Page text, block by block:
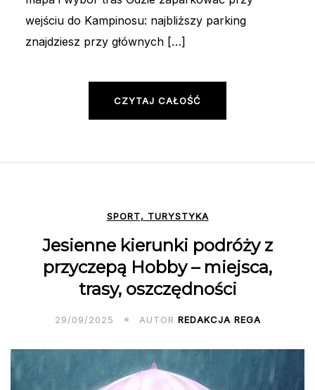
wejściu do Kampinosu: najbliższy parking
znajdziesz przy głównych […]
CZYTAJ CAŁOŚĆ
SPORT, TURYSTYKA
Jesienne kierunki podróży z
przyczepą Hobby – miejsca,
trasy, oszczędności
29/09/2025 AUTOR REDAKCJA REGA